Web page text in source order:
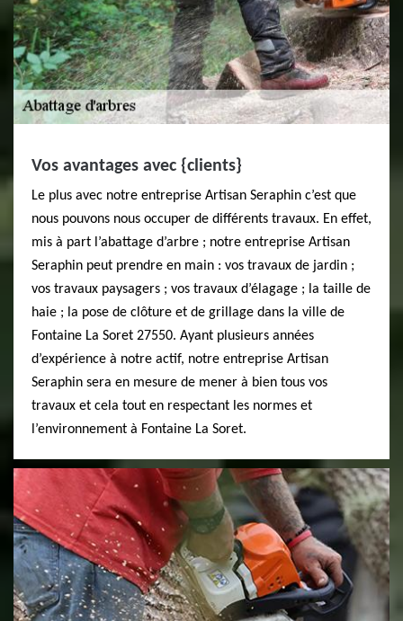
Vos avantages avec {clients}
Le plus avec notre entreprise Artisan Seraphin c’est que
nous pouvons nous occuper de différents travaux. En effet,
mis à part l’abattage d’arbre ; notre entreprise Artisan
Seraphin peut prendre en main : vos travaux de jardin ;
vos travaux paysagers ; vos travaux d’élagage ; la taille de
haie ; la pose de clôture et de grillage dans la ville de
Fontaine La Soret 27550. Ayant plusieurs années
d’expérience à notre actif, notre entreprise Artisan
Seraphin sera en mesure de mener à bien tous vos
travaux et cela tout en respectant les normes et
l’environnement à Fontaine La Soret.